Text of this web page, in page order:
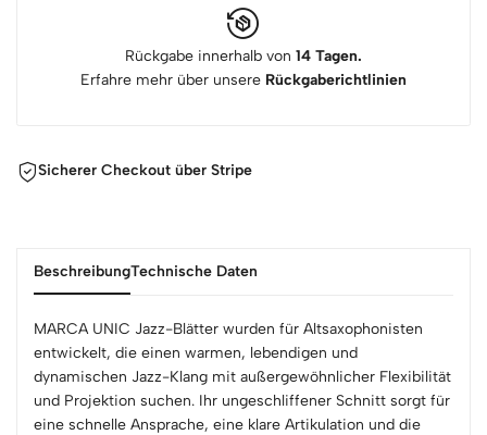
Rückgabe innerhalb von 14 Tagen.
Erfahre mehr über unsere Rückgaberichtlinien
Sicherer Checkout über Stripe
BeschreibungTechnische Daten
MARCA UNIC Jazz-Blätter wurden für Altsaxophonisten
entwickelt, die einen warmen, lebendigen und
dynamischen Jazz-Klang mit außergewöhnlicher Flexibilität
und Projektion suchen. Ihr ungeschliffener Schnitt sorgt für
eine schnelle Ansprache, eine klare Artikulation und die